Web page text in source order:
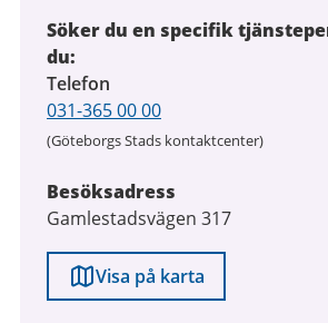
Söker du en specifik
du:
Telefon
031-365 00 00
(Göteborgs Stads kontaktcenter)
Besöksadress
Gamlestadsvägen 317
Visa på karta